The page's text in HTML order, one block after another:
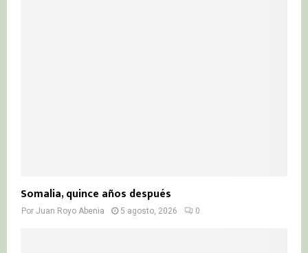
Somalia, quince años después
Por Juan Royo Abenia 5 agosto, 2026 0